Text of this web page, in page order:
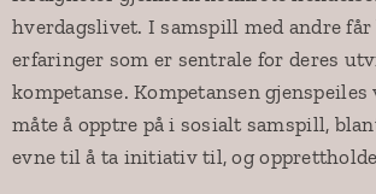
hverdagslivet. I samspill med andre
erfaringer som er sentrale for deres
kompetanse. Kompetansen gjenspeiles
måte å opptre på i sosialt samspill,
evne til å ta initiativ til, og